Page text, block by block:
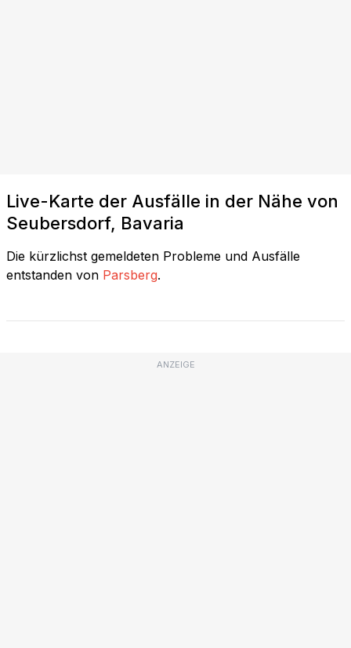
Live-Karte der Ausfälle in der Nähe von
Seubersdorf, Bavaria
Die kürzlichst gemeldeten Probleme und Ausfälle
entstanden von Parsberg.
ANZEIGE